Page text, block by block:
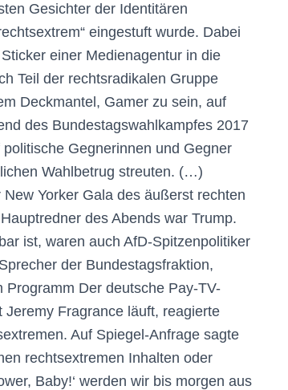
Gesichter der Identitären
eingestuft wurde. Dabei
einer Medienagentur in die
Teil der rechtsradikalen Gruppe
Deckmantel, Gamer zu sein, auf
des Bundestagswahlkampfes 2017
Gegnerinnen und Gegner
Wahlbetrug streuten. (…)
Yorker Gala des äußerst rechten
des Abends war Trump.
ist, waren auch AfD-Spitzenpolitiker
der Bundestagsfraktion,
Der deutsche Pay-TV-
Fragrance läuft, reagierte
Auf Spiegel-Anfrage sagte
rechtsextremen Inhalten oder
Baby!‘ werden wir bis morgen aus